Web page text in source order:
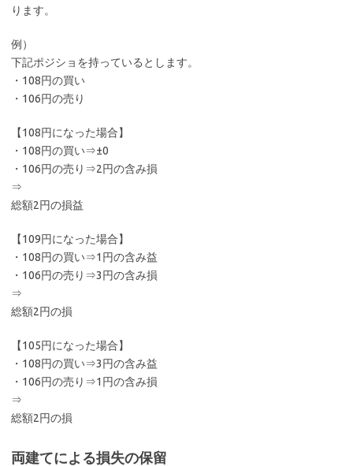
ります。
例）
下記ポジショを持っているとします。
・108円の買い
・106円の売り
【108円になった場合】
・108円の買い⇒±0
・106円の売り⇒2円の含み損
⇒
総額2円の損益
【109円になった場合】
・108円の買い⇒1円の含み益
・106円の売り⇒3円の含み損
⇒
総額2円の損
【105円になった場合】
・108円の買い⇒3円の含み益
・106円の売り⇒1円の含み損
⇒
総額2円の損
両建てによる損失の保留